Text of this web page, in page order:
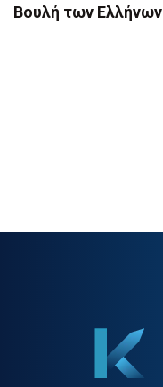
Βουλή των Ελλήνων